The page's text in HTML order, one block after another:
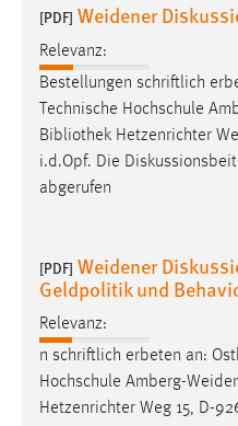
[PDF] Weidener
Relevanz:
Bestellungen schriftlich
Technische Hochschule
Bibliothek Hetzenrichter
i.d.Opf. Die
abgerufen
[PDF] Weidener
Geldpolitik und
Relevanz:
n schriftlich erbeten an:
Hochschule Amberg-
Hetzenrichter Weg 15, D-
Name:
MibewSessionID,
chat-frame-style-
Zweck:
Wird benötigt um die
Cookie Laufzeit:
Login
Name:
fe_user, be_user,